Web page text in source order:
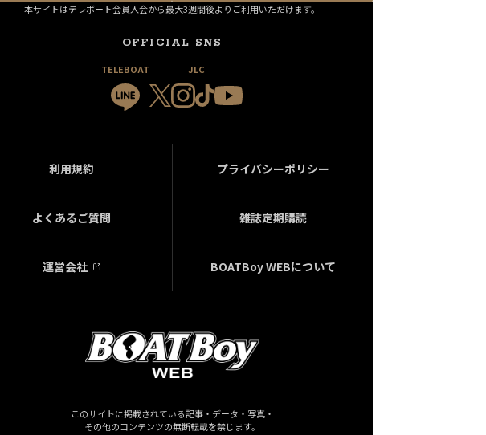
本サイトはテレボート会員入会から最大3週間後よりご利用いただけます。
OFFICIAL SNS
TELEBOAT JLC
利用規約 プライバシーポリシー
よくあるご質問 雑誌定期購読
運営会社 BOATBoy WEBについて
このサイトに掲載されている記事・データ・写真・
その他のコンテンツの無断転載を禁じます。